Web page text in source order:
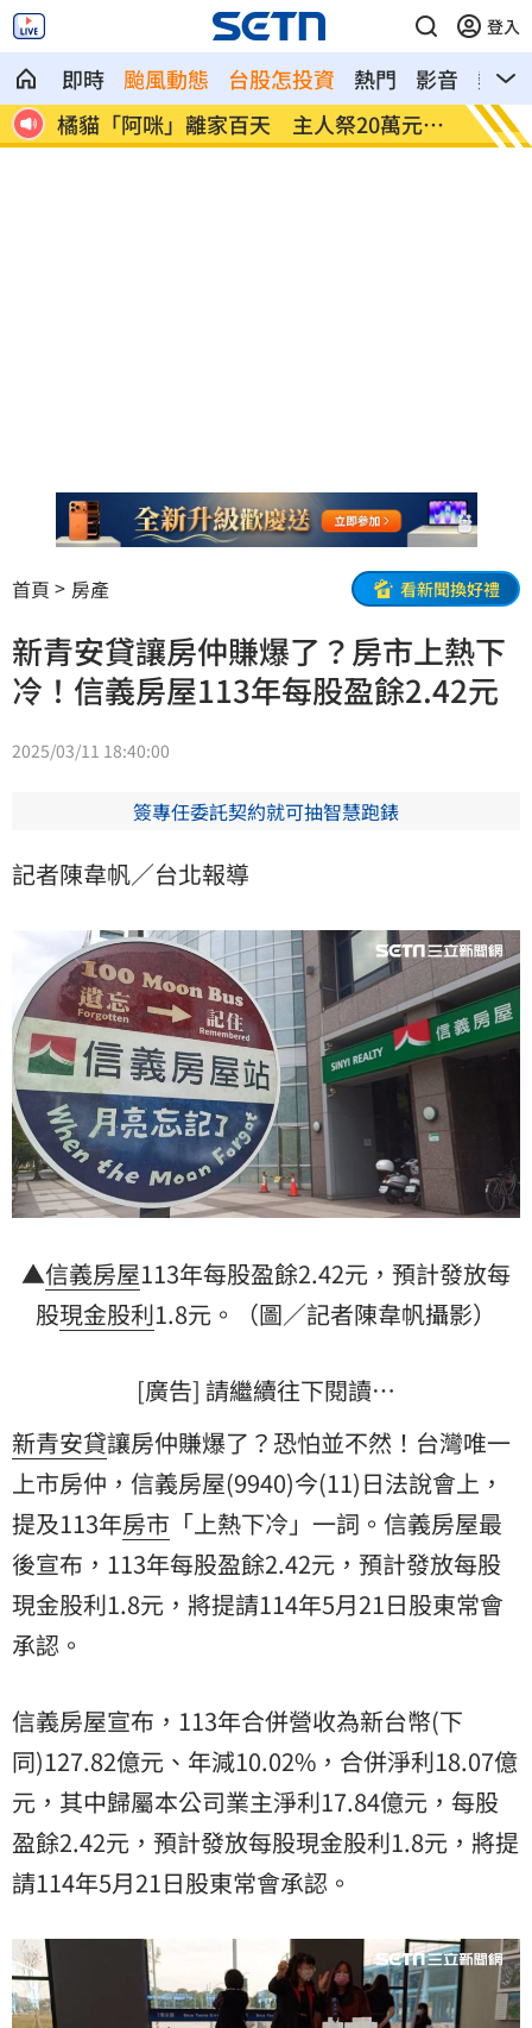
登入
即時 颱風動態 台股怎投資 熱門 影音
熱搜
橘貓「阿咪」離家百天 主人祭20萬元懸
賞
跨縣
煞
首頁 房產 看新聞換好禮
新青安貸讓房仲賺爆了？房市上熱下
冷！信義房屋113年每股盈餘2.42元
2025/03/11 18:40:00
簽專任委託契約就可抽智慧跑錶
記者陳韋帆／台北報導
▲信義房屋113年每股盈餘2.42元，預計發放每
股現金股利1.8元。（圖／記者陳韋帆攝影）
[廣告] 請繼續往下閱讀…
新青安貸讓房仲賺爆了？恐怕並不然！台灣唯一
上市房仲，信義房屋(9940)今(11)日法說會上，
提及113年房市 「上熱下冷」一詞。信義房屋最
後宣布，113年每股盈餘2.42元，預計發放每股
現金股利1.8元，將提請114年5月21日股東常會
承認。
信義房屋宣布，113年合併營收為新台幣(下
同)127.82億元、年減10.02%，合併淨利18.07億
元，其中歸屬本公司業主淨利17.84億元，每股
盈餘2.42元，預計發放每股現金股利1.8元，將提
請114年5月21日股東常會承認。